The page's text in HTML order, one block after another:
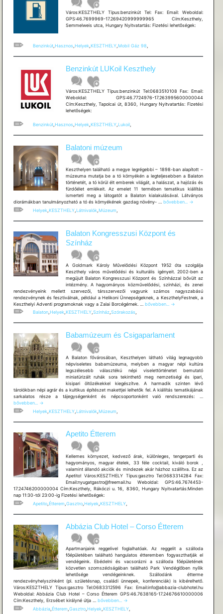
Város:KESZTHELY Típus:benzinkút Tel: Fax: Email: Weboldal:
GPS:46.7699969-17.269420999999965 Cím:Keszthely,
Semmelweis utca, Hungary Nyitvatartás: Fizetési lehetõségek:
Benzinkút,Hasznos,Helyek,KESZTHELY,Mobil Gáz 98,
Benzinkút LUKoil Keszthely
Város:KESZTHELY Típus:benzinkút Tel:0683510108 Fax: Email:
Weboldal: GPS:46.7724976-17.263995600000044
Cím:Keszthely, Tapolcai út, 8360, Hungary Nyitvatartás: Fizetési
lehetõségek:
Benzinkút, Hasznos, Helyek, KESZTHELY, Lukoil,
Balatoni múzeum
Keszthelyen található a megye legrégebbi – 1898-ban alapított –
múzeuma mutatja be a tó környékén a legteljesebben a Balaton
történetét, a tó körül élt emberek világát, a halászat, a hajózás és
fürdőélet emlékeit. Az emelet 11 termében tematikus kiállítás
ismerteti meg a látogatót a Balaton kialakulásával. Látványos
diorámákban tanulmányozható a tó és környékének gazdag növény- … Balatoni
bővebben... →
Helyek, KESZTHELY, Látnivalók, Múzeum
Balaton Kongresszusi Központ és
Színház
A Goldmark Károly Művelődési Központ 1952 óta szolgálja
Keszthely város művelődési és kulturális igényeit. 2002-ben a
megújult Balaton Kongresszusi Központ és Színházzal bővült az
intézmény. A hagyományos közművelődési, színházi, és zenei
rendezvényeink mellett szervezői, társszervezői vagyunk számos nagyszabású
rendezvénynek és fesztiválnak, például a Helikoni Ünnepségeknek, a KeszthelyFestnek, a
Keszthelyi Adventi programoknak vagy a Zalai Borcégérnek. … Balaton
és
bővebben...
→
Balaton,Helyek,KESZTHELY,Színház,Szórakozás,
Babamúzeum és Csigaparlament
A Balaton fővárosában, Keszthelyen látható világ legnagyobb
népviseletes babamúzeuma, melyben a magyar népi kultúra
legszélesebb választékú népi viselettörténetet bemutató
miniatürizált ruhák sora tekinthető meg nemzetiségi és ipari,
kisipari öltözékekkel kiegészítve. A harmadik szinten lévő
tárolókban népi agrár és a kultikus építészet makettjei lelhetők fel. A kiállítás tematikájának
sarkalatos része a tájegységenként és népcsoportonként való rendszerezés: …
bővebben...
→
Helyek, KESZTHELY, Látnivalók, Múzeum
Apetito Étterem
Kellemes környezet, kedvező árak, különleges, tengerparti és
hagyományos, magyar ételek, 33 féle cocktail, kiváló borok ,
valamint állandó akciók és mindezek akár házhoz szállítva. Ez az
Apetito! Város:KESZTHELY Típus:gasztro Tel:0683314284 Fax:
Email:nyugatgastro@freemail.hu Weboldal: GPS:46.7674453-
17.24746200000004 Cím:Keszthely, Rákóczi u. 16, 8360, Hungary Nyitvatartás:Minden
nap 11:30-tól 23:00-ig Fizetési lehetõségek:
Apetito, Étterem Gasztro, Helyek, KESZTHELY,
Abbázia Club Hotel – Corso Étterem
Apartmanjaink reggelivel foglalhatóak. Az reggelit a szálloda
főépületében található hangulatos étteremben fogyaszthatják el
vendégeink. Ebédelni és vacsorázni a szálloda főépületének
közvetlen szomszédságában található Park Vendéglőben nyílik
lehetősége vendégeinknek. Szállodánk étterme
rendezvényhelyszínként (pl. születésnap, családi ünnepek, konferenciák) is kibérelhető.
Város:KESZTHELY Típus:gasztro Tel:0683312596 Fax: Email:info@abbazia-clubhotel.hu
Weboldal: Abbázia Club Hotel – Corso Étterem GPS:46.7638165-17.24676610000006
Cím:Keszthely, Erzsébet királyné útja … Abbázia
Club
bővebben... →
Abbázia, Étterem Gasztro, Helyek, KESZTHELY,